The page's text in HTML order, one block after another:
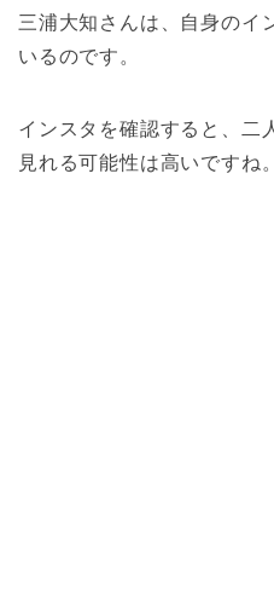
三浦大知さんは、自身のイ
いるのです。
インスタを確認すると、二
見れる可能性は高いですね。